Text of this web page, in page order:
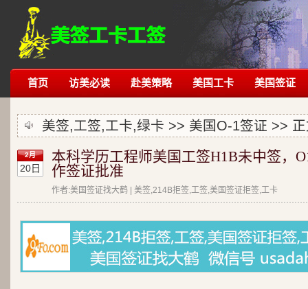
首页 访美必读 赴美策略 美国工卡 美国签证
美签,工签,工卡,绿卡 >> 美国O-1签证 >>
2月
20日
本科学历工程师美国工签H1B未中签，
作签证批准
作者:美国签证找大鹤 | 美签,214B拒签,工签,美国签证拒签,工卡